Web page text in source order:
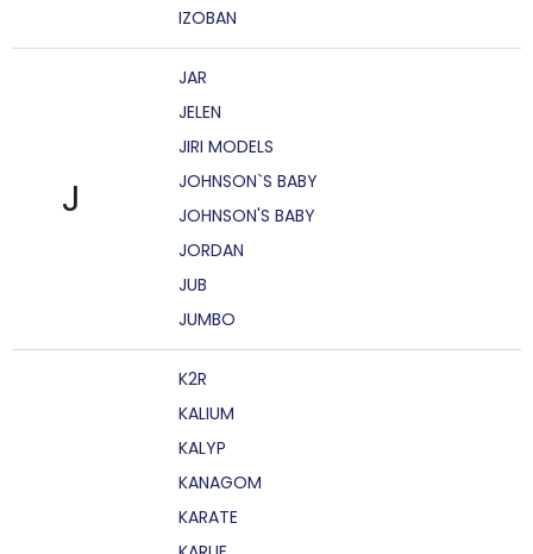
IZOBAN
J
JAR
JELEN
JIRI MODELS
JOHNSON`S BABY
JOHNSON'S BABY
JORDAN
JUB
JUMBO
K2R
KALIUM
KALYP
KANAGOM
KARATE